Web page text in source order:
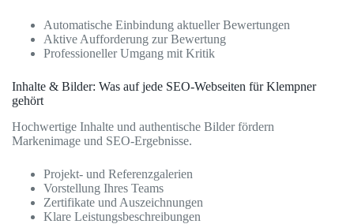
Automatische Einbindung aktueller Bewertungen
Aktive Aufforderung zur Bewertung
Professioneller Umgang mit Kritik
Inhalte & Bilder: Was auf jede SEO-Webseiten für Klempner
gehört
Hochwertige Inhalte und authentische Bilder fördern
Markenimage und SEO-Ergebnisse.
Projekt- und Referenzgalerien
Vorstellung Ihres Teams
Zertifikate und Auszeichnungen
Klare Leistungsbeschreibungen